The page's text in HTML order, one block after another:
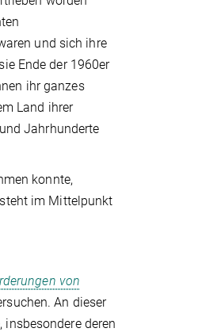
und sich ihre
Ende der 1960er
ihr ganzes
Land ihrer
Jahrhunderte
konnte,
im Mittelpunkt
von
An dieser
deren